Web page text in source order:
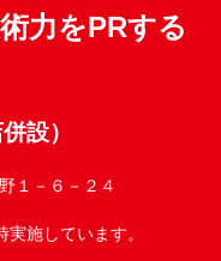
力をPRする
設）
１－６－２４
施しています。